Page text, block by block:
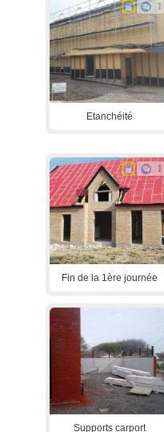
1
Etanchéité
1
Fin de la 1ère journée
Supports carport